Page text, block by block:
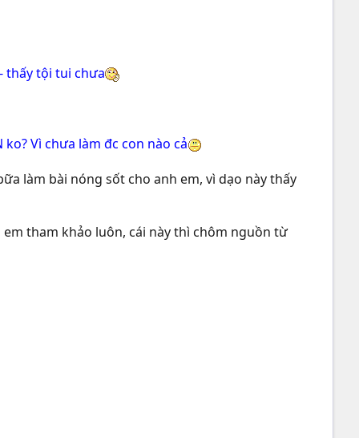
thấy tội tui chưa
Vì chưa làm đc con nào cả
làm bài nóng sốt cho anh em, vì dạo này thấy
tham khảo luôn, cái này thì chôm nguồn từ